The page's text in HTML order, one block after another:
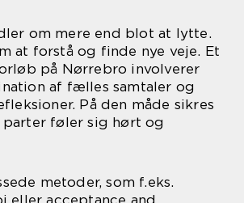
om mere end blot at lytte.
at forstå og finde nye veje. Et
på Nørrebro involverer
af fælles samtaler og
På den måde sikres
føler sig hørt og
metoder, som f.eks.
eller acceptance and